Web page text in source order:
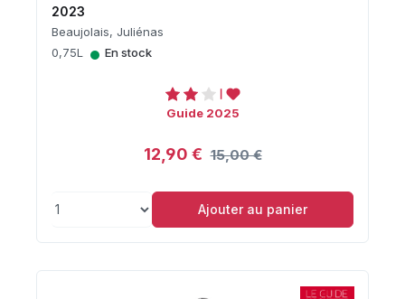
2023
Beaujolais, Juliénas
0,75L
• En stock
Guide 2025
12,90 € 15,00 €
Ajouter au panier